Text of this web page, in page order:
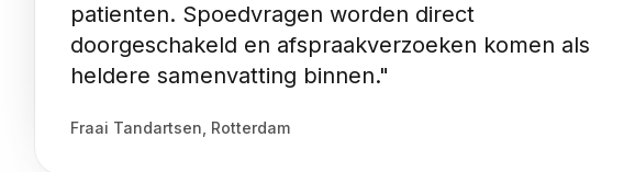
patienten. Spoedvragen worden direct
doorgeschakeld en afspraakverzoeken komen als
heldere samenvatting binnen."
Fraai Tandartsen, Rotterdam